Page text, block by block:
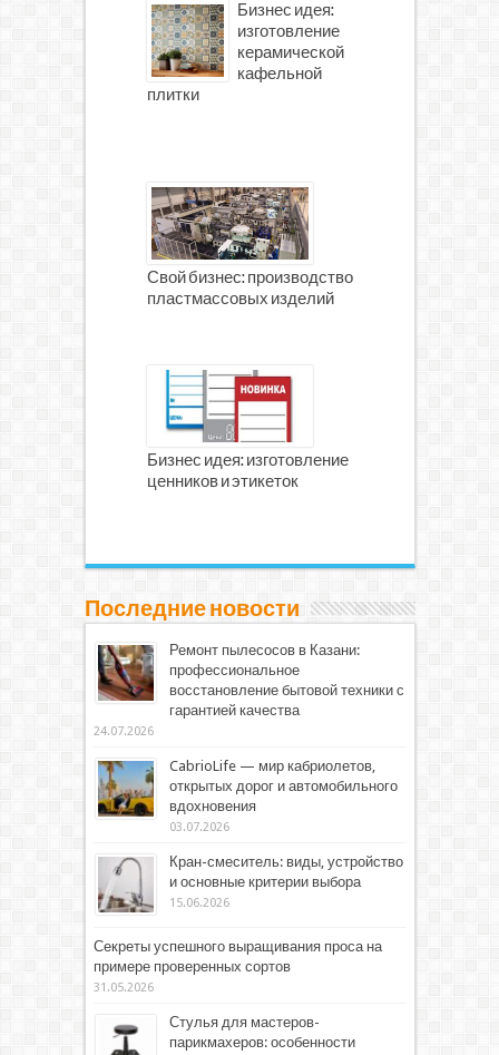
Бизнес идея:
изготовление
керамической
кафельной
плитки
Свой бизнес: производство
пластмассовых изделий
Бизнес идея: изготовление
ценников и этикеток
Последние новости
Ремонт пылесосов в Казани:
профессиональное
восстановление бытовой техники с
гарантией качества
24.07.2026
CabrioLife — мир кабриолетов,
открытых дорог и автомобильного
вдохновения
03.07.2026
Кран-смеситель: виды, устройство
и основные критерии выбора
15.06.2026
Секреты успешного выращивания проса на
примере проверенных сортов
31.05.2026
Стулья для мастеров-
парикмахеров: особенности